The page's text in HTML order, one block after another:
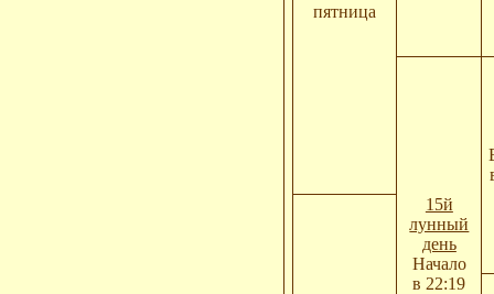
пятница
15й
лунный
день
Начало
в 22:19